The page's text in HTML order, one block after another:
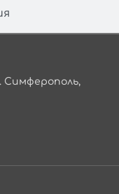
Симферополь,